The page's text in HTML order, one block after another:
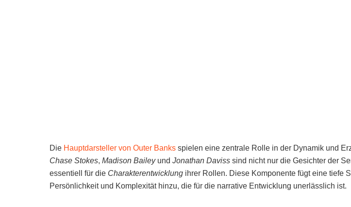
Die Hauptdarsteller von Outer Banks spielen eine zentrale Rolle in der Dynamik und
Chase Stokes, Madison Baileyund Jonathan Daviss sind nicht nur die Gesichter der
essentiell für die Charakterentwicklung ihrer Rollen. Diese Komponente fügt eine tiefe
Persönlichkeit und Komplexität hinzu, die für die narrative Entwicklung unerlässlich ist.